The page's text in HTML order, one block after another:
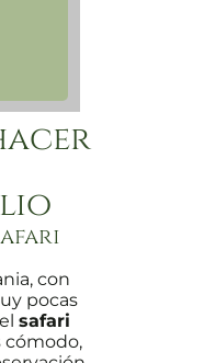
con
pocas
safari
cómodo,